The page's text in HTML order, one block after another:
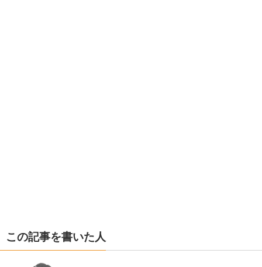
この記事を書いた人